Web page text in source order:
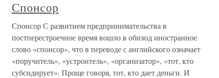
Спонсор
Спонсор С развитием предпринимательства в
постперестроечное время вошло в обиход иностранное
слово «спонсор», что в переводе с английского означает
«поручитель», «устроитель», «организатор», «тот, кто
субсидирует». Проще говоря, тот, кто дает деньги. И